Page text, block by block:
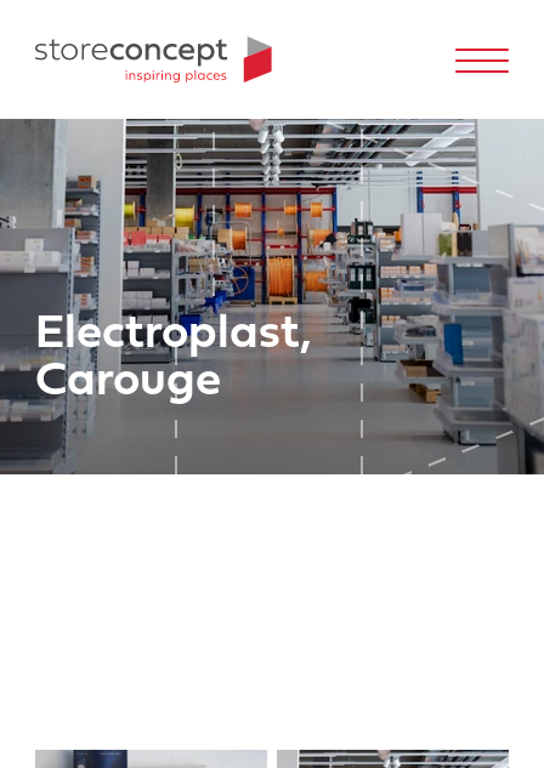
Electroplast,
Carouge